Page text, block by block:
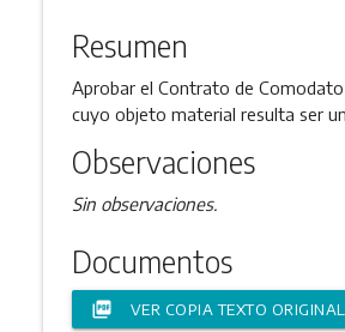
Resumen
Aprobar el Contrato de Comodato
cuyo objeto material resulta ser
Observaciones
Sin observaciones.
Documentos
picture_as_pdf VER COPIA TEXTO ORIGINAL